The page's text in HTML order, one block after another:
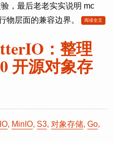
，最后老老实实说明 mc
物层面的兼容边界。
阅读全文
：整理
开源对象存
, MinIO, S3, 对象存储, Go,